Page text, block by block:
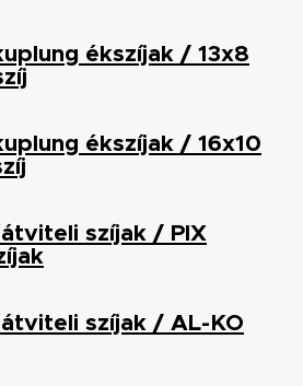
ékszíjak / 13x8
ékszíjak / 16x10
szíjak / PIX
szíjak / AL-KO